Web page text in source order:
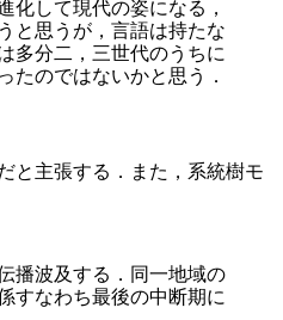
化して現代の姿になる，
と思うが，言語は持たな
多分二，三世代のうちに
たのではないかと思う．
と主張する．また，系統樹モ
播波及する．同一地域の
すなわち最後の中断期に